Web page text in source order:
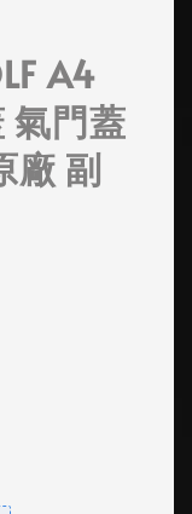
A4
氣門蓋
廠 副